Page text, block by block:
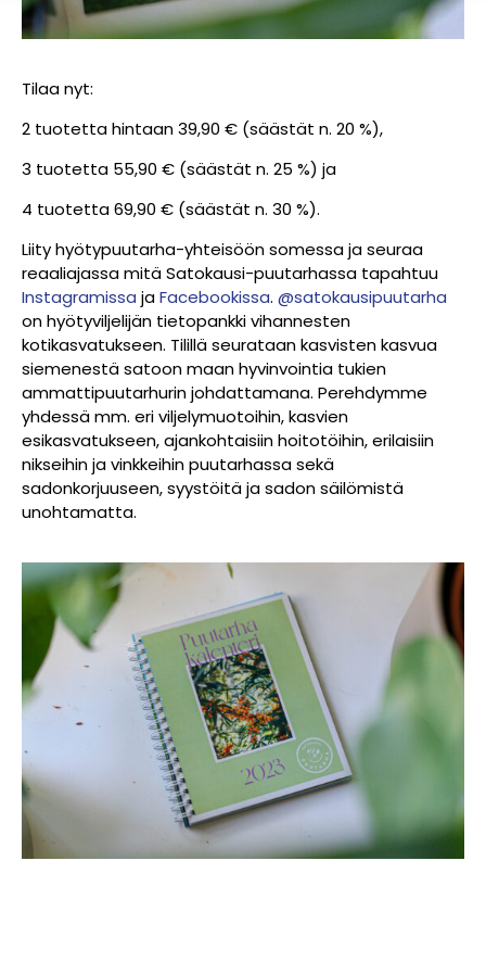
Tilaa nyt:⁠
2 tuotetta hintaan 39,90 € (säästät n. 20 %), ⁠
3 tuotetta 55,90 € (säästät n. 25 %) ja ⁠
4 tuotetta 69,90 € (säästät n. 30 %). ⁠
Liity hyötypuutarha-yhteisöön somessa ja seuraa
reaaliajassa mitä Satokausi-puutarhassa tapahtuu
Instagramissa jaFacebookissa. @satokausipuutarha
on hyötyviljelijän tietopankki vihannesten
kotikasvatukseen. Tilillä seurataan kasvisten kasvua
siemenestä satoon maan hyvinvointia tukien
ammattipuutarhurin johdattamana. Perehdymme
yhdessä mm. eri viljelymuotoihin, kasvien
esikasvatukseen, ajankohtaisiin hoitotöihin, erilaisiin
nikseihin ja vinkkeihin puutarhassa sekä
sadonkorjuuseen, syystöitä ja sadon säilömistä
unohtamatta.